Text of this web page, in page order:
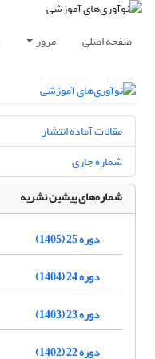
صفحه اصلی مرور
مقالات آماده انتشار
شماره جاری
شماره‌های پیشین نشریه
دوره 25 (1405)
دوره 24 (1404)
دوره 23 (1403)
دوره 22 (1402)